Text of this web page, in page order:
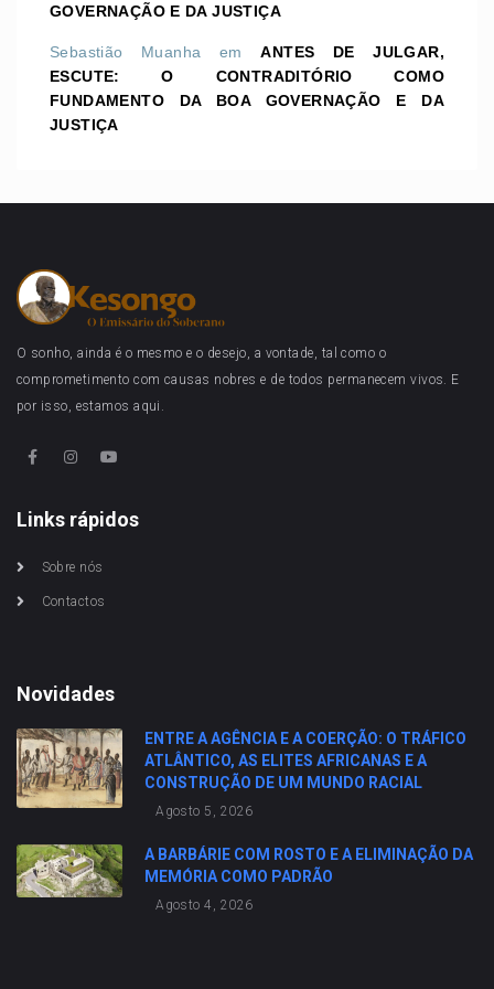
GOVERNAÇÃO E DA JUSTIÇA
Sebastião Muanha emANTES DE JULGAR,
ESCUTE: O CONTRADITÓRIO COMO
FUNDAMENTO DA BOA GOVERNAÇÃO E DA
JUSTIÇA
O sonho, ainda é o mesmo e o desejo, a vontade, tal como o
comprometimento com causas nobres e de todos permanecem vivos. E
por isso, estamos aqui.
Links rápidos
Sobre nós
Contactos
Novidades
ENTRE A AGÊNCIA E A COERÇÃO: O TRÁFICO
ATLÂNTICO, AS ELITES AFRICANAS E A
CONSTRUÇÃO DE UM MUNDO RACIAL
Agosto 5, 2026
A BARBÁRIE COM ROSTO E A ELIMINAÇÃO DA
MEMÓRIA COMO PADRÃO
Agosto 4, 2026